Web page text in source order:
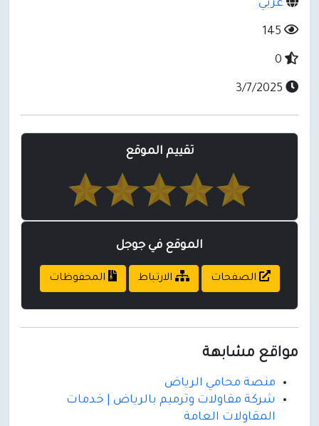
عربي
تقييم الموقع
الموقع في جوجل
الصفحات الارتباط المحفوظات
مواقع مشابهة
منصة محامي الرياض
شركة مقاولات وترميم بالرياض | خدمات
المقاولات العامة